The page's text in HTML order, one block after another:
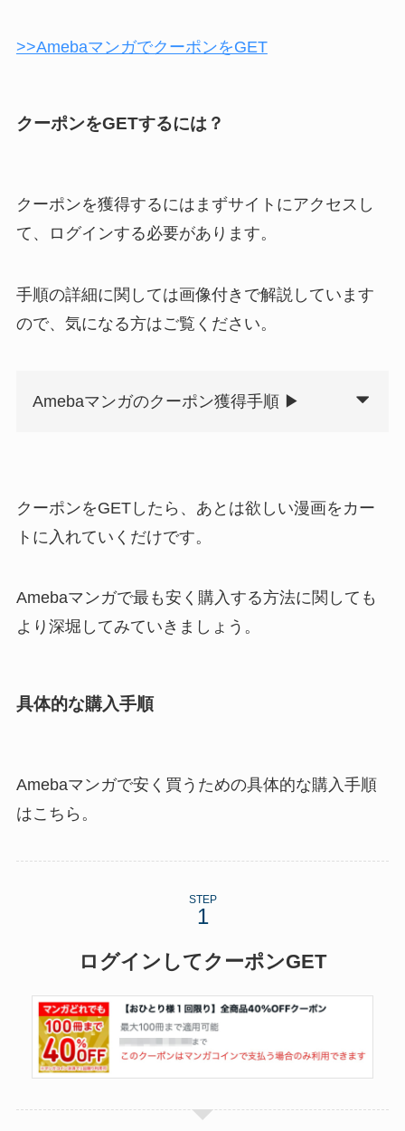
>>AmebaマンガでクーポンをGET
クーポンをGETするには？
クーポンを獲得するにはまずサイトにアクセスし
て、ログインする必要があります。
手順の詳細に関しては画像付きで解説しています
ので、気になる方はご覧ください。
Amebaマンガのクーポン獲得手順 ▶
クーポンをGETしたら、あとは欲しい漫画をカー
トに入れていくだけです。
Amebaマンガで最も安く購入する方法に関しても
より深堀してみていきましょう。
具体的な購入手順
Amebaマンガで安く買うための具体的な購入手順
はこちら。
STEP
ログインしてクーポンGET